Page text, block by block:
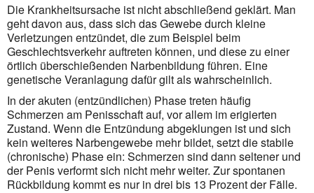
Die Krankheitsursache ist nicht abschließend geklärt. Man
geht davon aus, dass sich das Gewebe durch kleine
Verletzungen entzündet, die zum Beispiel beim
Geschlechtsverkehr auftreten können, und diese zu einer
örtlich überschießenden Narbenbildung führen. Eine
genetische Veranlagung dafür gilt als wahrscheinlich.
In der akuten (entzündlichen) Phase treten häufig
Schmerzen am Penisschaft auf, vor allem im erigierten
Zustand. Wenn die Entzündung abgeklungen ist und sich
kein weiteres Narbengewebe mehr bildet, setzt die stabile
(chronische) Phase ein: Schmerzen sind dann seltener und
der Penis verformt sich nicht mehr weiter. Zur spontanen
Rückbildung kommt es nur in drei bis 13 Prozent der Fälle.